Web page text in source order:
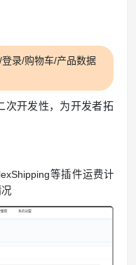
录/购物车/产品数据
次开发性，为开发者拓
等插件运费计